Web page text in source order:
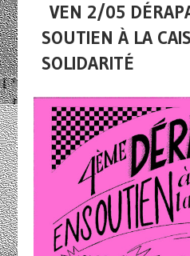
VEN 2/05
SOUTIEN À LA
SOLIDARITÉ